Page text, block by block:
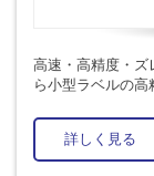
高速・高精度・ズ
ら小型ラベルの高
詳しく見る